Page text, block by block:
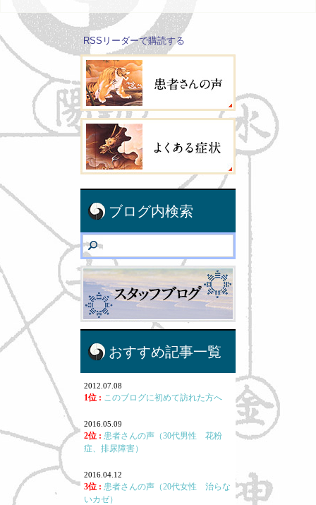
RSSリーダーで購読する
ブログ内検索
おすすめ記事一覧
2012.07.08
1位 : このブログに初めて訪れた方へ
2016.05.09
2位 : 患者さんの声（30代男性 花粉
症、排尿障害）
2016.04.12
3位 : 患者さんの声（20代女性 治らな
いカゼ）